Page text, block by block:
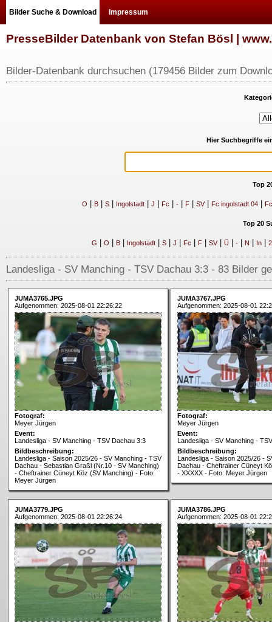
Bilder Suche & Download Impressum
PresseBilder Datenbank von Stefan Bösl |
Bilder-Datenbank durchsuchen (179456 Bilder zum
Hier Suchbegriffe
Top
O B| S| Ingolstadt| J Fc -| F| SV| Fc ingolstadt 04|
Top 20
G O B| Ingolstadt| S| J Fc F| SV| Ü| -| N In| 2
Landesliga - SV Manching - TSV Dachau 3:3 - 83 Bilder
JUMA3765.JPG
Aufgenommen: 2025-08-01 22:26:22
Fotograf:
Meyer Jürgen
Event:
Landesliga - SV Manching - TSV Dachau 3:3
Bildbeschreibung:
Landesliga - Saison 2025/26 - SV Manching - TSV
Dachau - Sebastian Graßl (Nr.10 - SV Manching)
- Cheftrainer Cüneyt Köz (SV Manching) - Foto:
Meyer Jürgen
JUMA3767.JPG
Aufgenommen: 2025-08-01
Fotograf:
Meyer Jürgen
Event:
Landesliga - SV Manching -
Bildbeschreibung:
Landesliga - Saison 2025/26 -
Dachau - Cheftrainer Cüneyt
- XXXXX - Foto: Meyer Jürgen
JUMA3779.JPG
Aufgenommen: 2025-08-01 22:26:24
JUMA3786.JPG
Aufgenommen: 2025-08-01